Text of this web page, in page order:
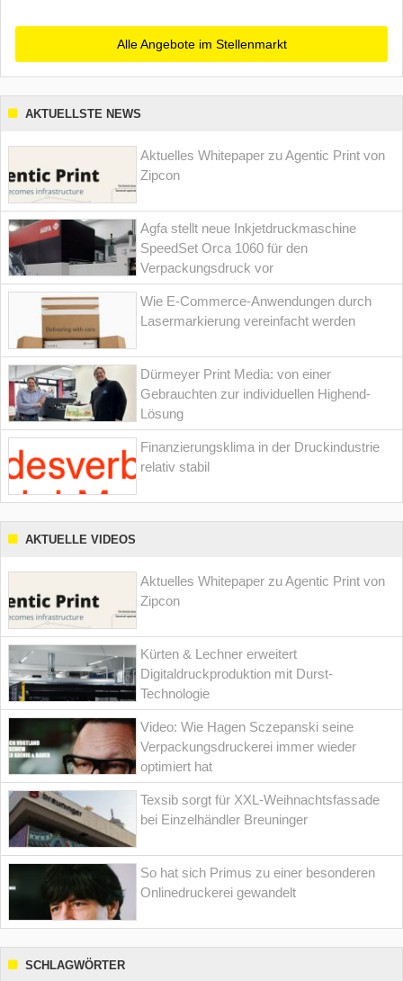
Alle Angebote im Stellenmarkt
AKTUELLSTE NEWS
Aktuelles Whitepaper zu Agentic Print von
Zipcon
Agfa stellt neue Inkjetdruckmaschine
SpeedSet Orca 1060 für den
Verpackungsdruck vor
Wie E-Commerce-Anwendungen durch
Lasermarkierung vereinfacht werden
Dürmeyer Print Media: von einer
Gebrauchten zur individuellen Highend-
Lösung
Finanzierungsklima in der Druckindustrie
relativ stabil
AKTUELLE VIDEOS
Aktuelles Whitepaper zu Agentic Print von
Zipcon
Kürten & Lechner erweitert
Digitaldruckproduktion mit Durst-
Technologie
Video: Wie Hagen Sczepanski seine
Verpackungsdruckerei immer wieder
optimiert hat
Texsib sorgt für XXL-Weihnachtsfassade
bei Einzelhändler Breuninger
So hat sich Primus zu einer besonderen
Onlinedruckerei gewandelt
SCHLAGWÖRTER